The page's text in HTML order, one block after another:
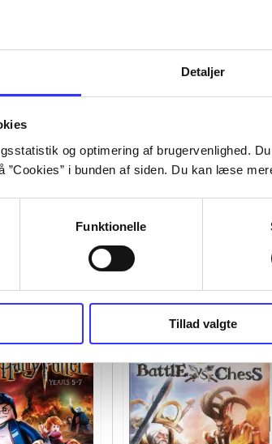
Detaljer
og optimering af brugervenlighed.
i bunden af siden. Du kan læse
Funktionelle
Tillad valgte